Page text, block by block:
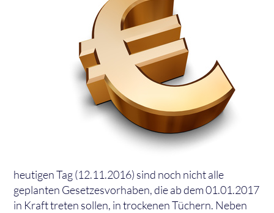
heutigen Tag (12.11.2016) sind noch nicht alle
geplanten Gesetzesvorhaben, die ab dem 01.01.2017
in Kraft treten sollen, in trockenen Tüchern. Neben